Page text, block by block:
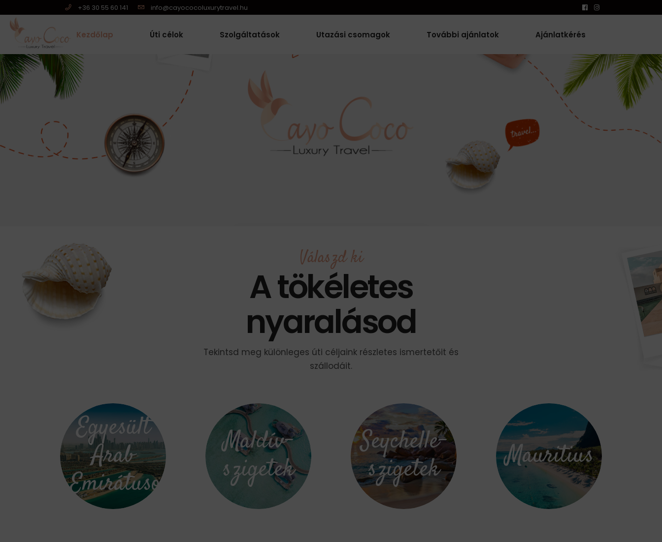
+36 30 55 60 141 info@cayococoluxurytravel.hu
Kezdőlap Úti célok Szolgáltatások Utazási csomagok További ajánlatok Ajánlatkérés
Válaszd ki
A tökéletes
nyaralásod
Tekintsd meg különleges úti céljaink részletes ismertetőit és
szállodáit.
Egyesült
Arab
Emirátusok
Maldív-
szigetek
Seychelle-
szigetek
Mauritius